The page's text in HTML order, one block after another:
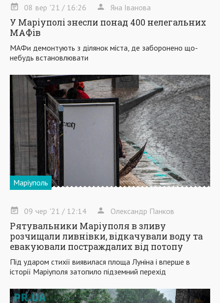
08 вер '21 / 16:26 Яна Іванова
У Маріуполі знесли понад 400 нелегальних
МАФів
МАФи демонтують з ділянок міста, де заборонено що-
небудь встановлювати
Маріуполь
09 чер '21 / 12:14 Олександр Панков
Рятувальники Маріуполя в зливу
розчищали ливнівки, відкачували воду та
евакуювали постраждалих від потопу
Під ударом стихії виявилася площа Луніна і вперше в
історії Маріуполя затопило підземний перехід